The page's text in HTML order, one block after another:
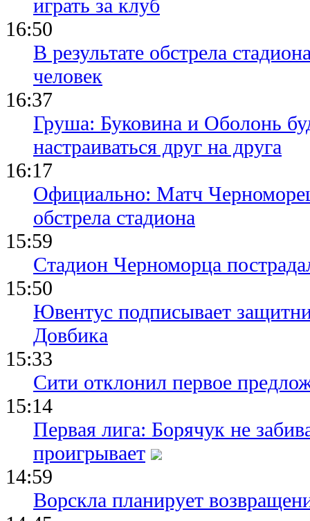
играть за клуб
16:50
В результате обстрела
человек
16:37
Груша: Буковина и Оболонь
настраиваться друг на друга
16:17
Официально: Матч
обстрела стадиона
15:59
Стадион Черноморца
15:50
Ювентус подписывает
Довбика
15:33
Сити отклонил первое
15:14
Первая лига: Борячук не
проигрывает
14:59
Ворскла планирует